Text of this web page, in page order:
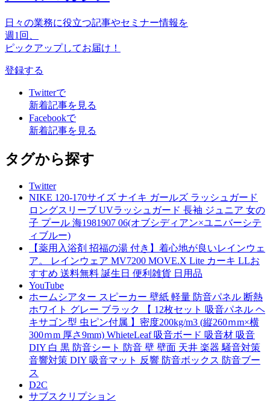
日々の業務に役立つ記事やセミナー情報を
週1回、
ピックアップしてお届け！
登録する
Twitterで
新着記事を見る
Facebookで
新着記事を見る
タグから探す
Twitter
NIKE 120-170サイズ ナイキ ガールズ ラッシュガード
ロングスリーブ UVラッシュガード 長袖 ジュニア 女の
子 プール 海1981907 06(オブシディアン×ユニバーシテ
ィブルー)
【薬用入浴剤 招福の湯 付き】着心地が良いレインウェ
ア。 レインウェア MV7200 MOVE.X Lite カーキ LLお
すすめ 送料無料 誕生日 便利雑貨 日用品
YouTube
ホームシアター スピーカー 壁紙 軽量 防音パネル 断熱
ホワイト グレー ブラック 【 12枚セット 吸音パネル ヘ
キサゴン型 虫ピン付属 】密度200kg/m3 (縦260ｍm×横
300ｍm 厚さ9mm) WhieteLeaf 吸音ボード 吸音材 吸音
DIY 白 黒 防音シート 防音 壁 壁面 天井 楽器 騒音対策
音響対策 DIY 吸音マット 反響 防音ボックス 防音ブー
ス
D2C
サブスクリプション